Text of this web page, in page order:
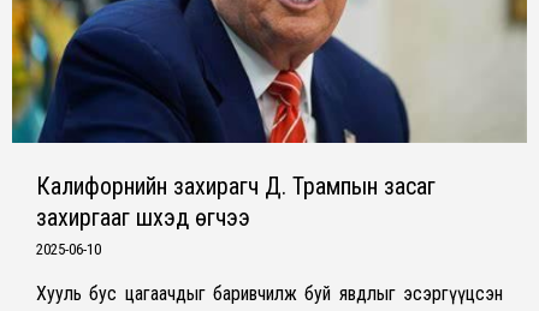
Калифорнийн захирагч Д. Трампын засаг
захиргааг шүүхэд өгчээ
2025-06-10
Хууль бус цагаачдыг баривчилж буй явдлыг эсэргүүцсэн